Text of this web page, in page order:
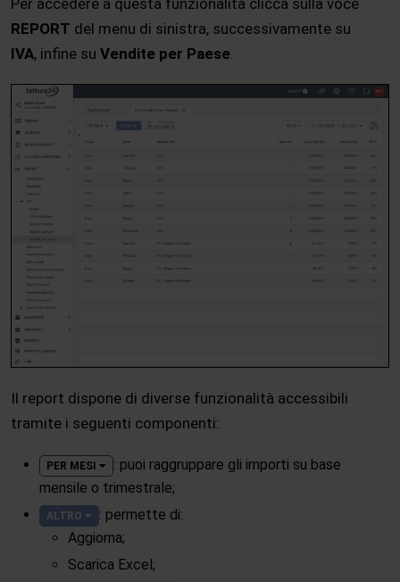
Per accedere a questa funzionalità clicca sulla voce
REPORT del menu di sinistra, successivamente su
IVA, infine su Vendite per Paese.
Il report dispone di diverse funzionalità accessibili
tramite i seguenti componenti:
PER MESI
: puoi raggruppare gli importi su base
mensile o trimestrale;
ALTRO
: permette di:
Aggiorna;
Scarica Excel;